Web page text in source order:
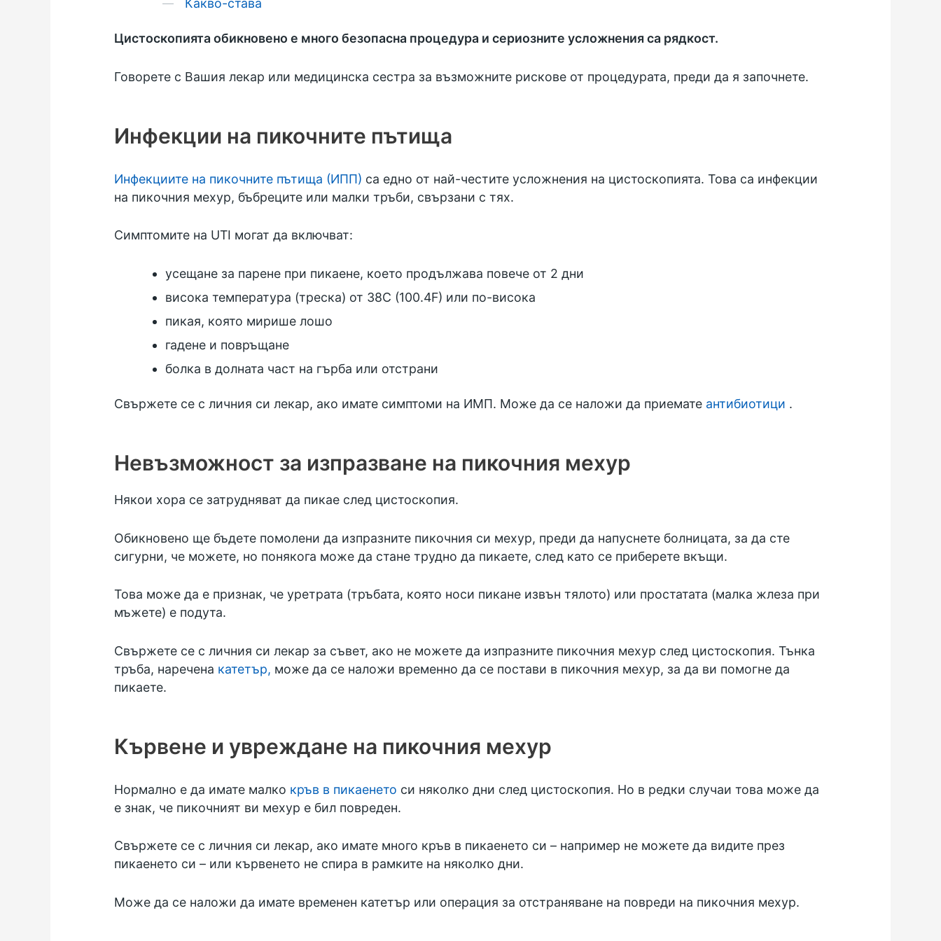
Какво-става
Цистоскопията обикновено е много безопасна процедура и сериозните усложнения са рядкост.
Говорете с Вашия лекар или медицинска сестра за възможните рискове от процедурата, преди да я започнете.
Инфекции на пикочните пътища
Инфекциите на пикочните пътища (ИПП) са едно от най-честите усложнения на цистоскопията. Това са инфекции
на пикочния мехур, бъбреците или малки тръби, свързани с тях.
Симптомите на UTI могат да включват:
усещане за парене при пикаене, което продължава повече от 2 дни
висока температура (треска) от 38C (100.4F) или по-висока
пикая, която мирише лошо
гадене и повръщане
болка в долната част на гърба или отстрани
Свържете се с личния си лекар, ако имате симптоми на ИМП. Може да се наложи да приемате антибиотици .
Невъзможност за изпразване на пикочния мехур
Някои хора се затрудняват да пикае след цистоскопия.
Обикновено ще бъдете помолени да изпразните пикочния си мехур, преди да напуснете болницата, за да сте
сигурни, че можете, но понякога може да стане трудно да пикаете, след като се приберете вкъщи.
Това може да е признак, че уретрата (тръбата, която носи пикане извън тялото) или простатата (малка жлеза при
мъжете) е подута.
Свържете се с личния си лекар за съвет, ако не можете да изпразните пикочния мехур след цистоскопия. Тънка
тръба, наречена катетър, може да се наложи временно да се постави в пикочния мехур, за да ви помогне да
пикаете.
Кървене и увреждане на пикочния мехур
Нормално е да имате малко кръв в пикаенето си няколко дни след цистоскопия. Но в редки случаи това може да
е знак, че пикочният ви мехур е бил повреден.
Свържете се с личния си лекар, ако имате много кръв в пикаенето си – например не можете да видите през
пикаенето си – или кървенето не спира в рамките на няколко дни.
Може да се наложи да имате временен катетър или операция за отстраняване на повреди на пикочния мехур.